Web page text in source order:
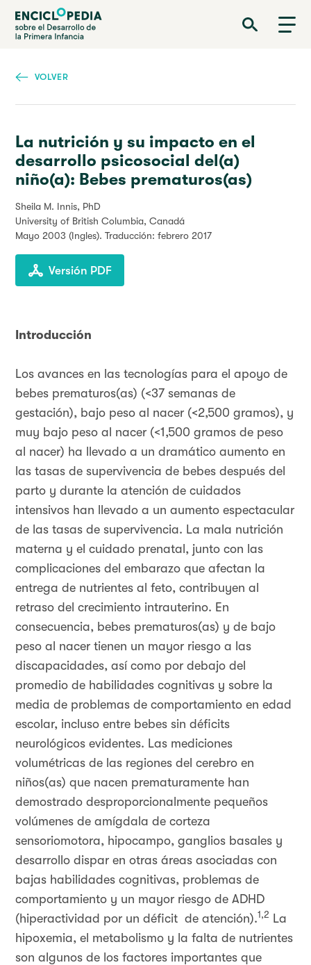
Pasar
contenido
Enciclopedia sobre el Desarrollo de la Primera Infancia
VOLVER
La nutrición y su impacto en el
desarrollo psicosocial del(a)
niño(a): Bebes prematuros(as)
Sheila M. Innis, PhD
University of British Columbia, Canadá
Mayo 2003 (Ingles). Traducción: febrero 2017
Versión PDF
Introducción
Los avances en las tecnologías para el apoyo de
bebes prematuros(as) (<37 semanas de
gestación), bajo peso al nacer (<2,500 gramos), y
muy bajo peso al nacer (<1,500 gramos de peso
al nacer) ha llevado a un dramático aumento en
las tasas de supervivencia de bebes después del
parto y durante la atención de cuidados
intensivos han llevado a un aumento espectacular
de las tasas de supervivencia. La mala nutrición
materna y el cuidado prenatal, junto con las
complicaciones del embarazo que afectan la
entrega de nutrientes al feto, contribuyen al
retraso del crecimiento intrauterino. En
consecuencia, bebes prematuros(as) y de bajo
peso al nacer tienen un mayor riesgo a las
discapacidades, así como por debajo del
promedio de habilidades cognitivas y sobre la
media de problemas de comportamiento en edad
escolar, incluso entre bebes sin déficits
neurológicos evidentes. Las mediciones
volumétricas de las regiones del cerebro en
niños(as) que nacen prematuramente han
demostrado desproporcionalmente pequeños
volúmenes de amígdala de corteza
sensoriomotora, hipocampo, ganglios basales y
desarrollo dispar en otras áreas asociadas con
bajas habilidades cognitivas, problemas de
comportamiento y un mayor riesgo de ADHD
(hiperactividad por un déficit de atención).1,2 La
hipoxemia, el metabolismo y la falta de nutrientes
son algunos de los factores importantes que